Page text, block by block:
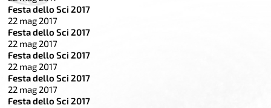
Festa dello Sci 2017
22 mag 2017
Festa dello Sci 2017
22 mag 2017
Festa dello Sci 2017
22 mag 2017
Festa dello Sci 2017
22 mag 2017
Festa dello Sci 2017